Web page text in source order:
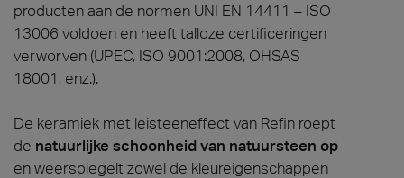
producten aan de normen UNI EN 14411 – ISO
13006 voldoen en heeft talloze certificeringen
verworven (UPEC, ISO 9001:2008, OHSAS
18001, enz.).
De keramiek met leisteeneffect van Refin roept
de natuurlijke schoonheid van natuursteen op
en weerspiegelt zowel de kleureigenschappen